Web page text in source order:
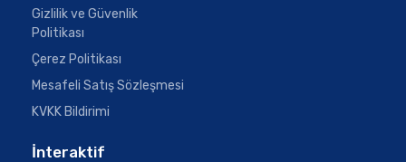
Gizlilik ve Güvenlik
Politikası
Çerez Politikası
Mesafeli Satış Sözleşmesi
KVKK Bildirimi
İnteraktif